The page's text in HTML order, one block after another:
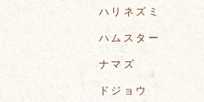
ハリネズミ
ハムスター
ナマズ
ドジョウ